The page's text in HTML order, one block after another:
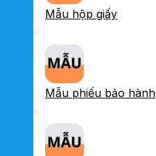
Mẫu hộp giấy
Mẫu phiếu bảo hành